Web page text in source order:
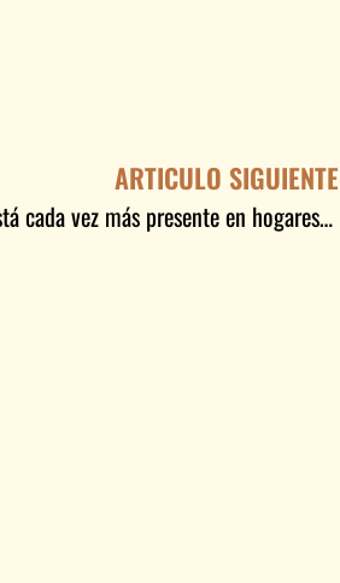
ARTICULO SIGUIENTE
La carne de cerdo está cada vez más presente en hogares colombianos